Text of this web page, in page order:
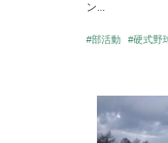
ン...
#部活動 #硬式野